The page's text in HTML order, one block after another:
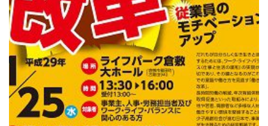
a
v
g
a
t
i
o
n